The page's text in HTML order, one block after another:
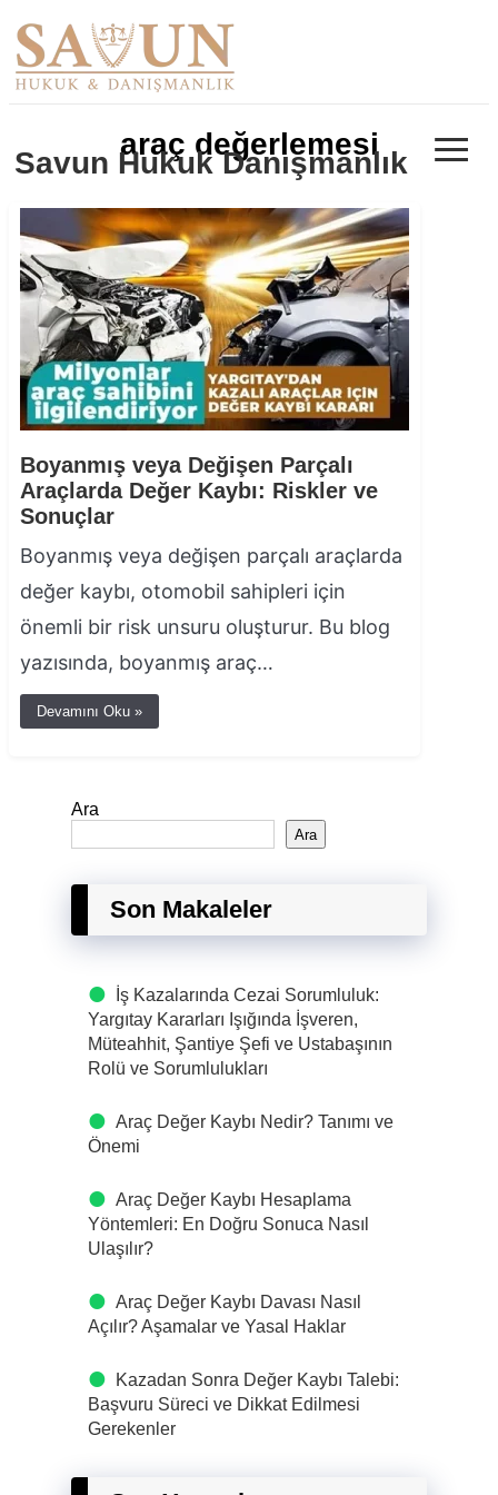
Savun Hukuk Danışmanlık ≡
araç değerlemesi
Boyanmış veya Değişen Parçalı
Araçlarda Değer Kaybı: Riskler ve
Sonuçlar
Boyanmış veya değişen parçalı araçlarda
değer kaybı, otomobil sahipleri için
önemli bir risk unsuru oluşturur. Bu blog
yazısında, boyanmış araç…
Devamını Oku »
Ara
Ara
Son Makaleler
İş Kazalarında Cezai Sorumluluk:
Yargıtay Kararları Işığında İşveren,
Müteahhit, Şantiye Şefi ve Ustabaşının
Rolü ve Sorumlulukları
Araç Değer Kaybı Nedir? Tanımı ve
Önemi
Araç Değer Kaybı Hesaplama
Yöntemleri: En Doğru Sonuca Nasıl
Ulaşılır?
Araç Değer Kaybı Davası Nasıl
Açılır? Aşamalar ve Yasal Haklar
Kazadan Sonra Değer Kaybı Talebi:
Başvuru Süreci ve Dikkat Edilmesi
Gerekenler